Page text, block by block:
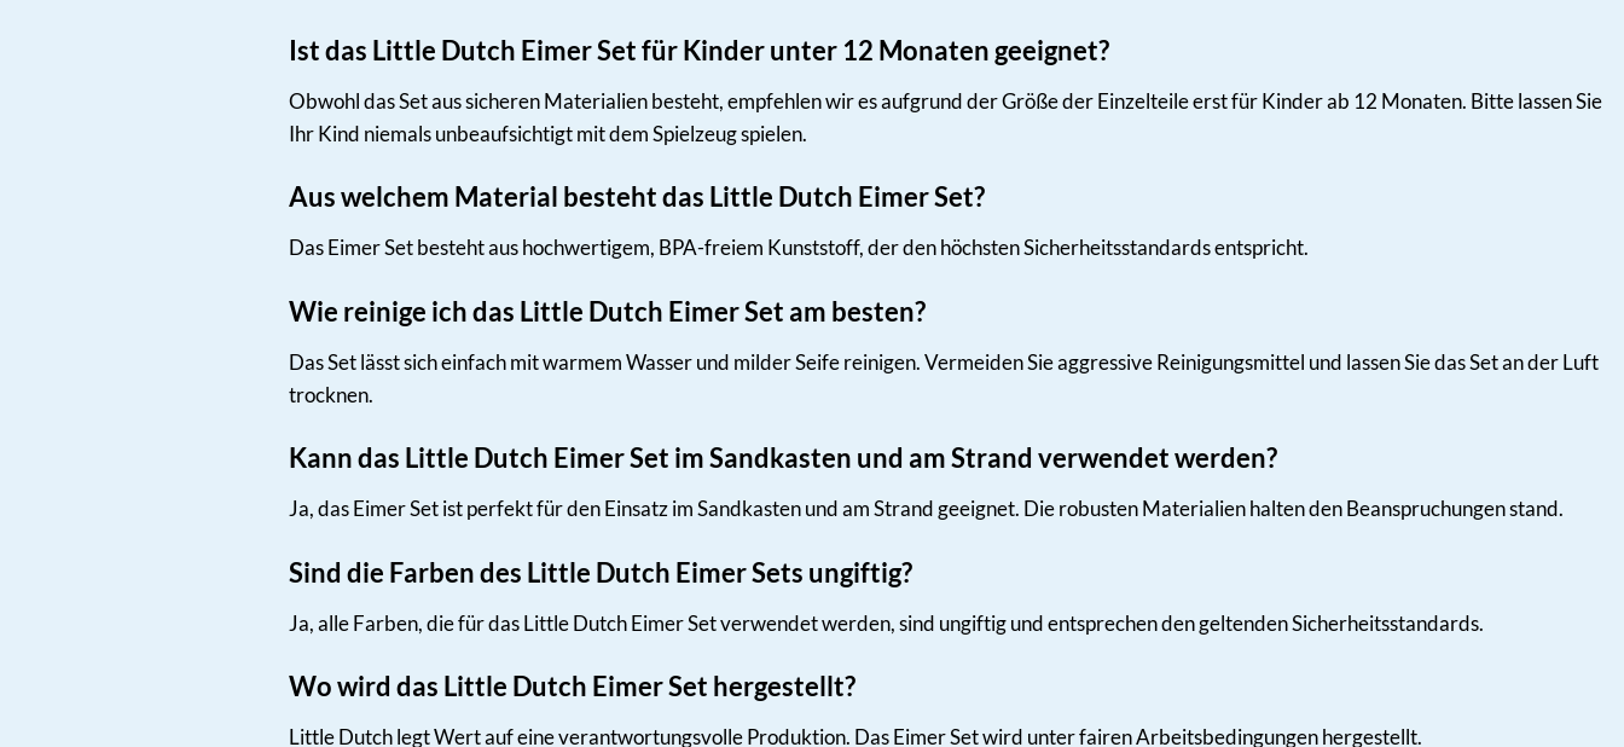
Ist das Little Dutch Eimer Set für Kinder unter 12 Monaten geeignet?
Obwohl das Set aus sicheren Materialien besteht, empfehlen wir es aufgrund der Größe der Einzelteile erst für Kinder ab 12 Monaten. Bitte lassen Sie
Ihr Kind niemals unbeaufsichtigt mit dem Spielzeug spielen.
Aus welchem Material besteht das Little Dutch Eimer Set?
Das Eimer Set besteht aus hochwertigem, BPA-freiem Kunststoff, der den höchsten Sicherheitsstandards entspricht.
Wie reinige ich das Little Dutch Eimer Set am besten?
Das Set lässt sich einfach mit warmem Wasser und milder Seife reinigen. Vermeiden Sie aggressive Reinigungsmittel und lassen Sie das Set an der Luft
trocknen.
Kann das Little Dutch Eimer Set im Sandkasten und am Strand verwendet werden?
Ja, das Eimer Set ist perfekt für den Einsatz im Sandkasten und am Strand geeignet. Die robusten Materialien halten den Beanspruchungen stand.
Sind die Farben des Little Dutch Eimer Sets ungiftig?
Ja, alle Farben, die für das Little Dutch Eimer Set verwendet werden, sind ungiftig und entsprechen den geltenden Sicherheitsstandards.
Wo wird das Little Dutch Eimer Set hergestellt?
Little Dutch legt Wert auf eine verantwortungsvolle Produktion. Das Eimer Set wird unter fairen Arbeitsbedingungen hergestellt.